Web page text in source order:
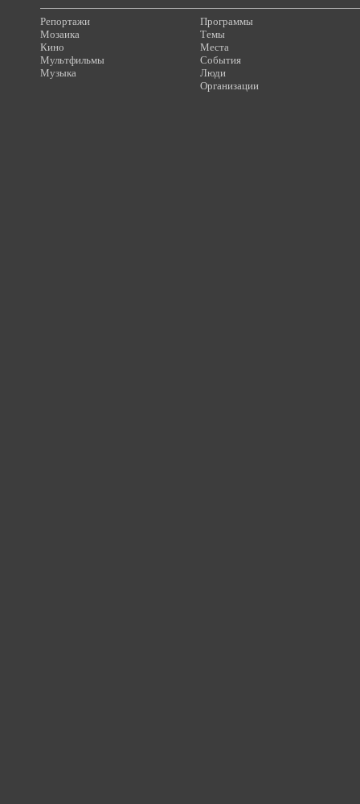
Репортажи
Мозаика
Кино
Мультфильмы
Музыка
Программы
Темы
Места
События
Люди
Организации